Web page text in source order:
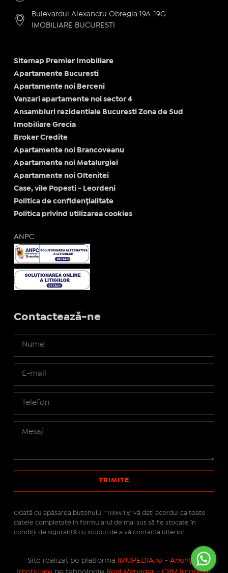
Bulevardul Alexandru Obregia 19A-19G -
IMOBILIARE BUCURESTI
Sitemap Premier Imobiliare
Apartamente Bucuresti
Apartamente noi Berceni
Vanzari apartamente noi sector 4
Ansambluri rezidentiale Bucuresti Zona de Sud
Imobiliare Grecia
Broker Credite
Apartamente noi Brancoveanu
Apartamente noi Metalurgiei
Apartamente noi Oltenitei
Case, vile Popesti - Leordeni
Politica de confidențialitate
Politica privind utilizarea cookies
ANPC
Contactează-ne
Odată cu apăsarea butonului "TRIMITE" vă daţi acordul ca toate
datele completate în formularul de mai sus să fie stocate în
condiţii de siguranţă cu scopul de a vă contacta ulterior.
Site realizat pe platforma
IMOPEDIA.ro - Anunțuri
Imobiliare pe tehnologie Real Manager - CRM Imobiliar